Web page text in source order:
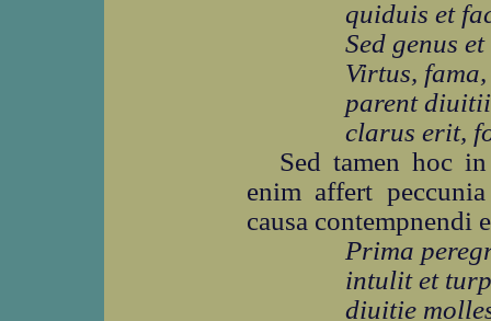
quiduis et
Sed genus
Virtus,
parent
clarus erit,
Sed tamen hoc
enim affert
causa contempnendi
Prima
intulit et
diuitie